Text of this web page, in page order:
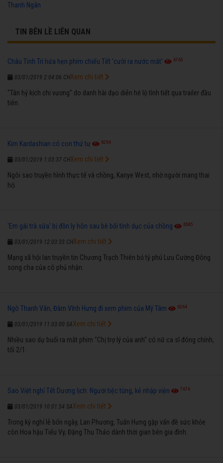
Thanh Ngân
TIN BÊN LỀ LIÊN QUAN
Châu Tinh Trì hứa hẹn phim chiếu Tết 'cười ra nước mắt' 6765
03/01/2019 2:04:06 CH
"Tân hỷ kịch chi vương" do danh hài đạo diễn hé lộ tình tiết qua trailer đầu
tiên.
Xem chi tiết
Kim Kardashian có con thứ tư 6264
03/01/2019 1:03:37 CH
Ngôi sao truyền hình thực tế và chồng, Kanye West, nhờ người mang thai
hộ.
Xem chi tiết
'Em gái trà sữa' bị đồn ly hôn sau bê bối tình dục của chồng 6585
03/01/2019 12:03:33 CH
Mạng xã hội lan truyền tin Chương Trạch Thiên bỏ tỷ phú Lưu Cường Đông
song cha của cô phủ nhận.
Xem chi tiết
Ngô Thanh Vân, Đàm Vĩnh Hưng đi xem phim của Mỹ Tâm 6264
03/01/2019 11:03:00 SA
Nhiều sao dự buổi ra mắt phim "Chị trợ lý của anh" có nữ ca sĩ đóng chính,
tối 2/1.
Xem chi tiết
Sao Việt nghỉ Tết Dương lịch: Người tiệc tùng, kẻ nhập viện 7676
03/01/2019 10:01:54 SA
Trong kỳ nghỉ lễ bốn ngày, Lan Phương, Tuấn Hưng gặp vấn đề sức khỏe
còn Hoa hậu Tiểu Vy, Đặng Thu Thảo dành thời gian bên gia đình.
Xem chi tiết